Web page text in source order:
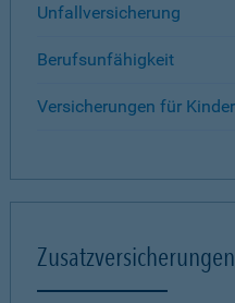
Unfallversicherung
Berufsunfähigkeit
Versicherungen für Kinder